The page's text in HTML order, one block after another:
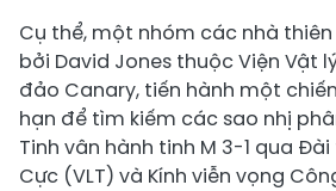
Cụ thể, một nhóm các nhà
bởi David Jones thuộc Viện Vật
đảo Canary, tiến hành một
hạn để tìm kiếm các sao nhị
Tinh vân hành tinh M 3-1 qua
Cực (VLT) và Kính viễn vọng